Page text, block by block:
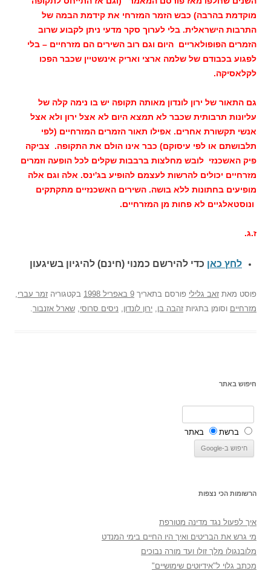
מוקדמת בהרבה) כבש הזמר המזרחי את קידמת הבמה של
התרבות הישראלית. בלי לערוך סקר מדעי ניתן לקבוע שרוב
הזמרים הפופולאריים היום וגם רוב השירים הם מזרחיים – בלי
לפגוע בכבודם של שלמה ארצי ואריק אינשטיין שכבר הפכו
לקלאסיקה.
גם התאור של ירון לונדון מאותה תקופה יש בו נימה קלה של
עליונות תרבותית שכבר לא תמצא היום לא אצל ירון ולא אצל
אנשי תקשורת אחרים. אפילו תאור הזמרים המזרחיים (לפי
תלבושתם או לפי עיסוקם) כבר אינו הולם את התקופה. צביקה
פיק האשכנזי לובש מחלצות ברבבות שקלים לכל הופעה וזמרים
מזרחיים יכולים להרשות לעצמם להופיע בג'ינס. אלה וגם אלה
מופיעים בחתונות ללא בושה. השירים האשכנזיים מתקתקים
ונוסטאלגיים לא פחות מן המזרחיים.
ז.ג.
לחץ כאן כדי להירשם כמנוי (חינם) להיגיון בשיגעון
פוסט מאת זאב גלילי פורסם בתאריך 9 באפריל 1998 בקטגוריה זמר עברי
מזרחיים וסומן בתגיות זהבה בן ירון לונדון ניסים סרוסי שארל אזנבור
חיפוש באתר
ברשת באתר
הרשומות הכי נצפות
איך לפעול נגד מדינה מטורפת
מי גרש את הבריטים ואיך היו החיים בימי המנדט
מלובנגולו מלך זולו ועד מורה נבוכים
מכתב גלוי ל"אידיוטים שימושיים"